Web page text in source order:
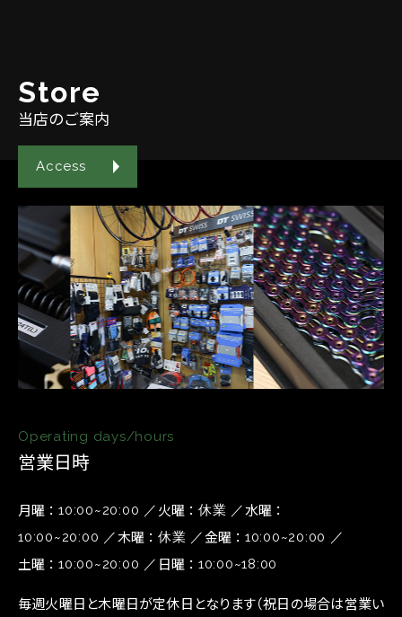
Store
当店のご案内
Access
Operating days/hours
営業日時
月曜 10:00~20:00 火曜 休業 水曜
10:00~20:00 木曜 休業 金曜 10:00~20:00
土曜 10:00~20:00 日曜 10:00~18:00
毎週火曜日と木曜日が定休日となります（祝日の場合は営業い